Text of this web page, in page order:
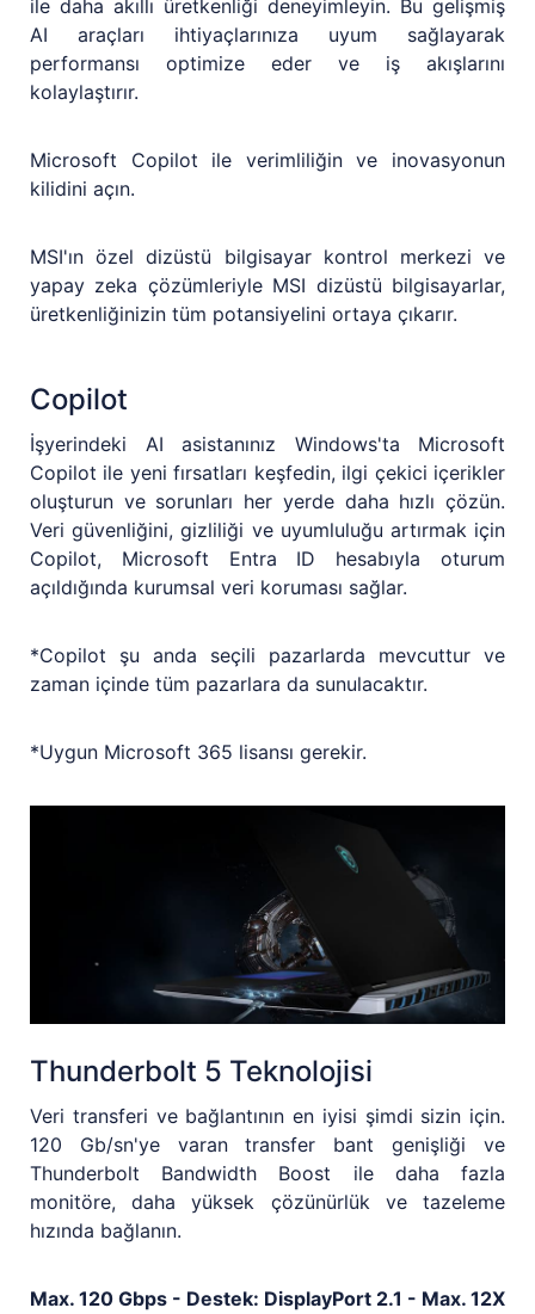
ile daha akıllı üretkenliği deneyimleyin. Bu gelişmiş
AI araçları ihtiyaçlarınıza uyum sağlayarak
performansı optimize eder ve iş akışlarını
kolaylaştırır.
Microsoft Copilot ile verimliliğin ve inovasyonun
kilidini açın.
MSI'ın özel dizüstü bilgisayar kontrol merkezi ve
yapay zeka çözümleriyle MSI dizüstü bilgisayarlar,
üretkenliğinizin tüm potansiyelini ortaya çıkarır.
Copilot
İşyerindeki AI asistanınız Windows'ta Microsoft
Copilot ile yeni fırsatları keşfedin, ilgi çekici içerikler
oluşturun ve sorunları her yerde daha hızlı çözün.
Veri güvenliğini, gizliliği ve uyumluluğu artırmak için
Copilot, Microsoft Entra ID hesabıyla oturum
açıldığında kurumsal veri koruması sağlar.
*Copilot şu anda seçili pazarlarda mevcuttur ve
zaman içinde tüm pazarlara da sunulacaktır.
*Uygun Microsoft 365 lisansı gerekir.
Thunderbolt 5 Teknolojisi
Veri transferi ve bağlantının en iyisi şimdi sizin için.
120 Gb/sn'ye varan transfer bant genişliği ve
Thunderbolt Bandwidth Boost ile daha fazla
monitöre, daha yüksek çözünürlük ve tazeleme
hızında bağlanın.
Max. 120 Gbps - Destek: DisplayPort 2.1 - Max. 12X